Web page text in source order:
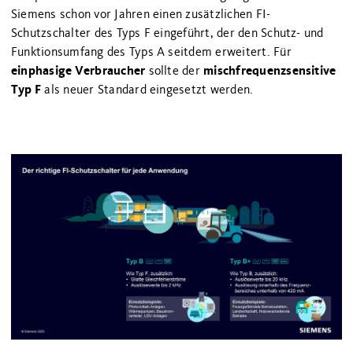
Siemens schon vor Jahren einen zusätzlichen FI-
Schutzschalter des Typs F eingeführt, der den Schutz- und
Funktionsumfang des Typs A seitdem erweitert. Für
einphasige Verbraucher sollte der mischfrequenzsensitive
Typ F als neuer Standard eingesetzt werden.